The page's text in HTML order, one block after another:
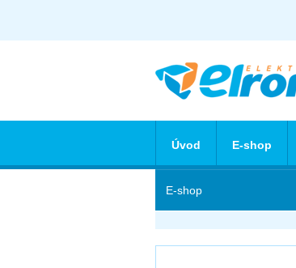
E-shop
Úvod E-shop